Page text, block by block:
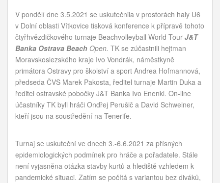
V pondělí dne 3.5.2021 se uskutečnila v prostorách haly U6
v Dolní oblasti Vítkovice tisková konference k přípravě tohoto
čtyřhvězdičkového turnaje Beachvolleyball World Tour J&T
Banka Ostrava Beach Open. TK se zúčastnili hejtman
Moravskoslezského kraje Ivo Vondrák, náměstkyně
primátora Ostravy pro školství a sport Andrea Hofmannová,
předseda ČVS Marek Pakosta, ředitel turnaje Martin Duka a
ředitel ostravské pobočky J&T Banka Ivo Enenkl. On-line
účastníky TK byli hráči Ondřej Perušič a David Schweiner,
kteří jsou na soustředění na Tenerife.
Turnaj se uskuteční ve dnech 3.-6.6.2021 za přísných
epidemiologických podmínek pro hráče a pořadatele. Stále
není vyjasněna otázka stavby kurtů a hlediště vzhledem k
pandemické situaci. Zatím se počítá s variantou bez diváků,